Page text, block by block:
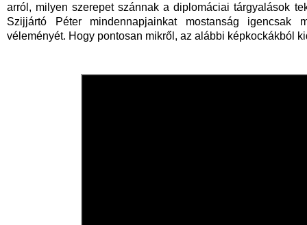
arról, milyen szerepet szánnak a diplomáciai tárgyalások
Szijjártó Péter mindennapjainkat mostanság igencsak
véleményét. Hogy pontosan mikről, az alábbi képkockákból